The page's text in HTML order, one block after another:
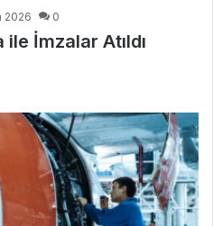
2026 0
İmzalar Atıldı